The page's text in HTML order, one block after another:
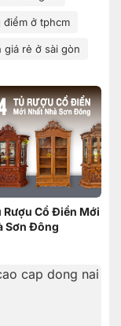
điểm ở tphcm
giá rẻ ở sài gòn
Rượu Cổ Điển Mới
Sơn Đông